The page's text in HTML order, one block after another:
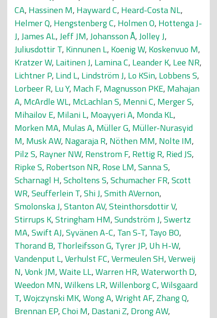
CA, Hassinen M, Hayward C, Heard-Costa NL,
Helmer Q, Hengstenberg C, Holmen O, Hottenga J-
J,James AL,Jeff JM,Johansson Å,Jolley J,
Juliusdottir T, Kinnunen L, Koenig W, Koskenvuo M,
Kratzer W, Laitinen J, Lamina C, Leander K, Lee NR,
Lichtner P, Lind L, Lindström J, Lo KSin, Lobbens S,
Lorbeer R, Lu Y, Mach F, Magnusson PKE, Mahajan
A, McArdle WL, McLachlan S, Menni C, Merger S,
Mihailov E, Milani L, Moayyeri A, Monda KL,
Morken MA, Mulas A, Müller G, Müller-Nurasyid
M, Musk AW, Nagaraja R, Nöthen MM, Nolte IM,
Pilz S, Rayner NW, Renstrom F, Rettig R, Ried JS,
Ripke S, Robertson NR, Rose LM,Sanna S,
Scharnagl H,Scholtens S,Schumacher FR,Scott
WR,Seufferlein T,Shi J,Smith AVernon,
Smolonska J,Stanton AV,Steinthorsdottir V,
Stirrups K,Stringham HM,Sundström J,Swertz
MA,Swift AJ,Syvänen A-C, Tan S-T, Tayo BO,
Thorand B, Thorleifsson G, Tyrer JP, Uh H-W,
Vandenput L,Verhulst FC,Vermeulen SH,Verweij
N,Vonk JM,Waite LL,Warren HR,Waterworth D,
Weedon MN,Wilkens LR,Willenborg C,Wilsgaard
T,Wojczynski MK,Wong A,Wright AF,Zhang Q,
Brennan EP,Choi M, Dastani Z, Drong AW,